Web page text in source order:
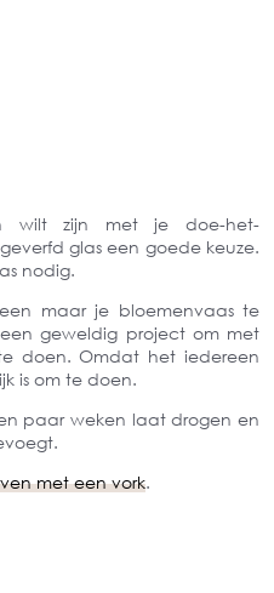
wilt zijn met je doe-het-
glas een goede keuze.
nodig.
maar je bloemenvaas te
geweldig project om met
doen. Omdat het iedereen
is om te doen.
paar weken laat drogen en
met een vork.